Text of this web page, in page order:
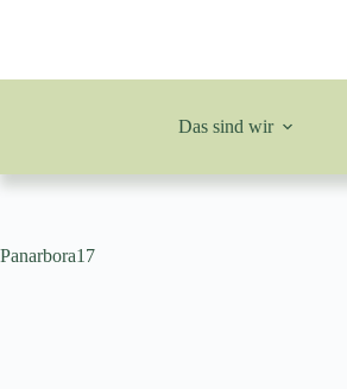
Das sind wir
Panarbora17